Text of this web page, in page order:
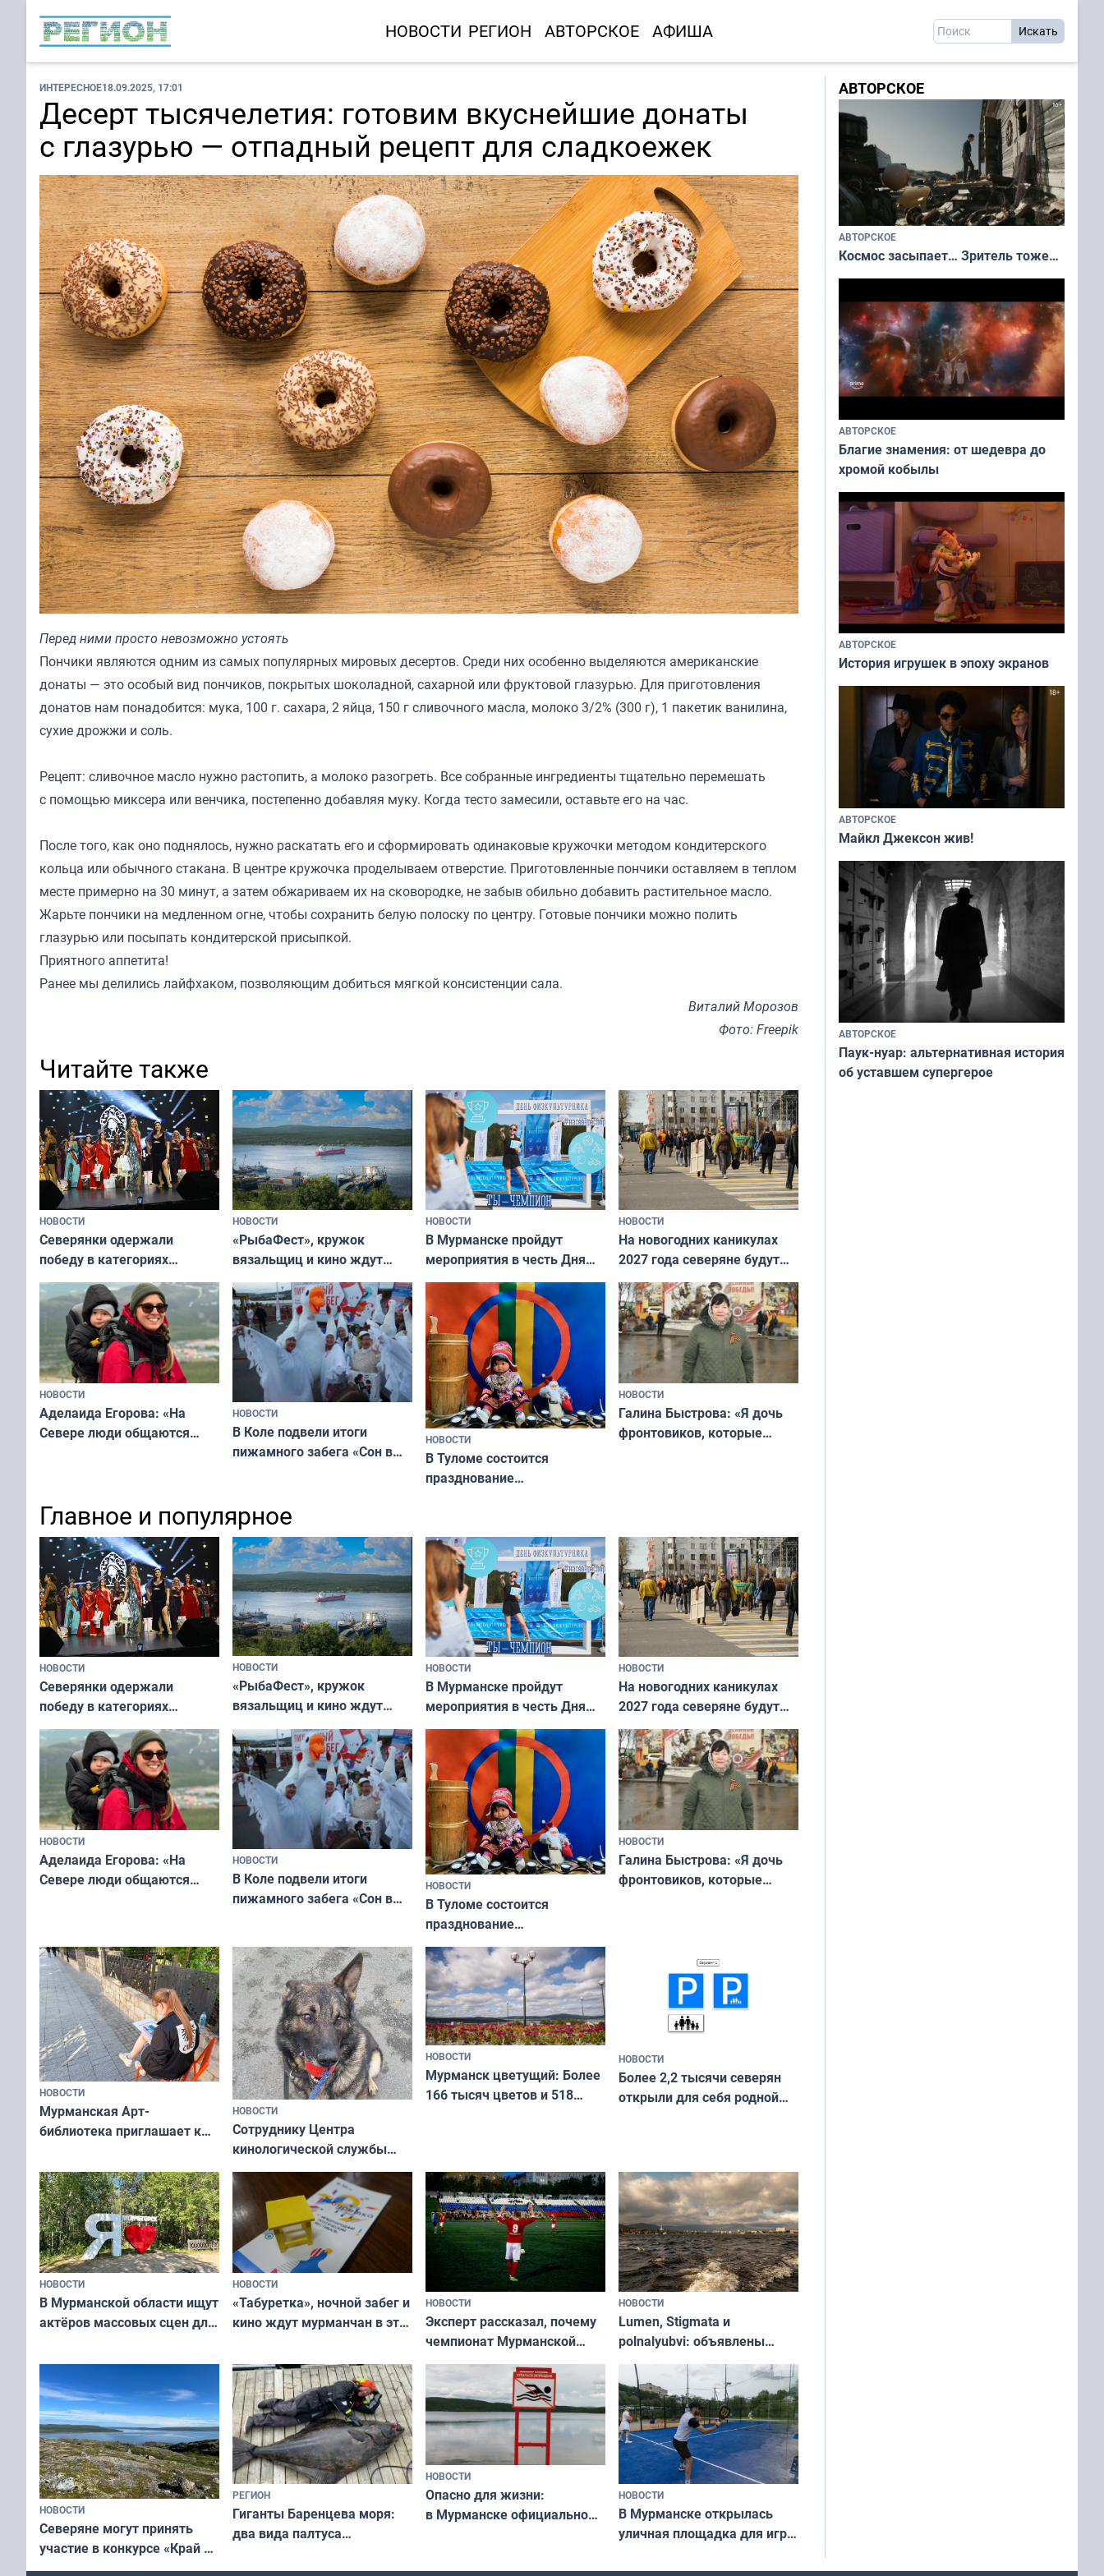
НОВОСТИ РЕГИОН АВТОРСКОЕ АФИША
ИНТЕРЕСНОЕ18.09.2025, 17:01
Десерт тысячелетия: готовим вкуснейшие донаты
с глазурью — отпадный рецепт для сладкоежек
Перед ними просто невозможно устоять
Пончики являются одним из самых популярных мировых десертов. Среди них особенно выделяются американские
донаты — это особый вид пончиков, покрытых шоколадной, сахарной или фруктовой глазурью. Для приготовления
донатов нам понадобится: мука, 100 г. сахара, 2 яйца, 150 г сливочного масла, молоко 3/2% (300 г), 1 пакетик ванилина,
сухие дрожжи и соль.
Рецепт: сливочное масло нужно растопить, а молоко разогреть. Все собранные ингредиенты тщательно перемешать
с помощью миксера или венчика, постепенно добавляя муку. Когда тесто замесили, оставьте его на час.
После того, как оно поднялось, нужно раскатать его и сформировать одинаковые кружочки методом кондитерского
кольца или обычного стакана. В центре кружочка проделываем отверстие. Приготовленные пончики оставляем в теплом
месте примерно на 30 минут, а затем обжариваем их на сковородке, не забыв обильно добавить растительное масло.
Жарьте пончики на медленном огне, чтобы сохранить белую полоску по центру. Готовые пончики можно полить
глазурью или посыпать кондитерской присыпкой.
Приятного аппетита!
Ранее мы делились лайфхаком, позволяющим добиться мягкой консистенции сала.
Виталий Морозов
Фото: Freepik
Читайте также
НОВОСТИ
Северянки одержали
победу в категориях
всероссийского конкурса
«Мисс и Миссис Великая
Русь»
НОВОСТИ
«РыбаФест», кружок
вязальщиц и кино ждут
мурманчан в эти выходные
НОВОСТИ
В Мурманске пройдут
мероприятия в честь Дня
физкультурника
НОВОСТИ
На новогодних каникулах
2027 года северяне будут
отдыхать 11 дней
НОВОСТИ
Аделаида Егорова: «На
Севере люди общаются
НОВОСТИ
В Коле подвели итоги
пижамного забега «Сон в
НОВОСТИ
В Туломе состоится
празднование
НОВОСТИ
Галина Быстрова: «Я дочь
фронтовиков, которые
Главное и популярное
НОВОСТИ
Северянки одержали
победу в категориях
всероссийского конкурса
«Мисс и Миссис Великая
Русь»
НОВОСТИ
«РыбаФест», кружок
вязальщиц и кино ждут
мурманчан в эти выходные
НОВОСТИ
В Мурманске пройдут
мероприятия в честь Дня
физкультурника
НОВОСТИ
На новогодних каникулах
2027 года северяне будут
отдыхать 11 дней
НОВОСТИ
Аделаида Егорова: «На
Севере люди общаются
НОВОСТИ
В Коле подвели итоги
пижамного забега «Сон в
НОВОСТИ
В Туломе состоится
празднование
Международного дня
коренных народов мира
НОВОСТИ
Галина Быстрова: «Я дочь
фронтовиков, которые
НОВОСТИ
Мурманская Арт-
библиотека приглашает к
и фотографов
НОВОСТИ
Сотруднику Центра
кинологической службы
ищут новый дом
НОВОСТИ
Мурманск цветущий: Более
166 тысяч цветов и 518
НОВОСТИ
Более 2,2 тысячи северян
открыли для себя родной
НОВОСТИ
В Мурманской области ищут
актёров массовых сцен для
короткометражном фильме
НОВОСТИ
«Табуретка», ночной забег и
кино ждут мурманчан в эти
НОВОСТИ
Эксперт рассказал, почему
чемпионат Мурманской
области по футболу остался
незамеченным
НОВОСТИ
Lumen, Stigmata и
polnalyubvi: объявлены
хедлайнеры фестиваля
«Имандра» в 2026 года
НОВОСТИ
Северяне могут принять
участие в конкурсе «Край у
северной границы: фотогид
РЕГИОН
Гиганты Баренцева моря:
два вида палтуса
НОВОСТИ
Опасно для жизни:
в Мурманске официально
НОВОСТИ
В Мурманске открылась
уличная площадка для игры
АВТОРСКОЕ
АВТОРСКОЕ
Космос засыпает… Зритель тоже…
АВТОРСКОЕ
Благие знамения: от шедевра до
хромой кобылы
АВТОРСКОЕ
История игрушек в эпоху экранов
АВТОРСКОЕ
Майкл Джексон жив!
АВТОРСКОЕ
Паук-нуар: альтернативная история
об уставшем супергерое